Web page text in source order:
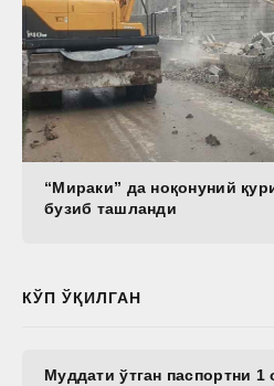
“Мираки” да ноқонуний
бузиб ташланди
КЎП ЎҚИЛГАН
Муддати ўтган паспортни 1